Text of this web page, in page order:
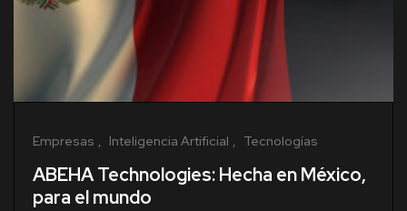
Empresas Inteligencia Artificial Tecnologías
ABEHA Technologies: Hecha en México,
para el mundo